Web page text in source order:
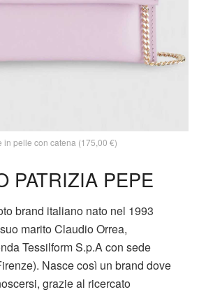
in pelle con catena (175,00 €)
PATRIZIA PEPE
brand italiano nato nel 1993
marito Claudio Orrea,
Tessilform S.p.A con sede
Nasce così un brand dove
grazie al ricercato